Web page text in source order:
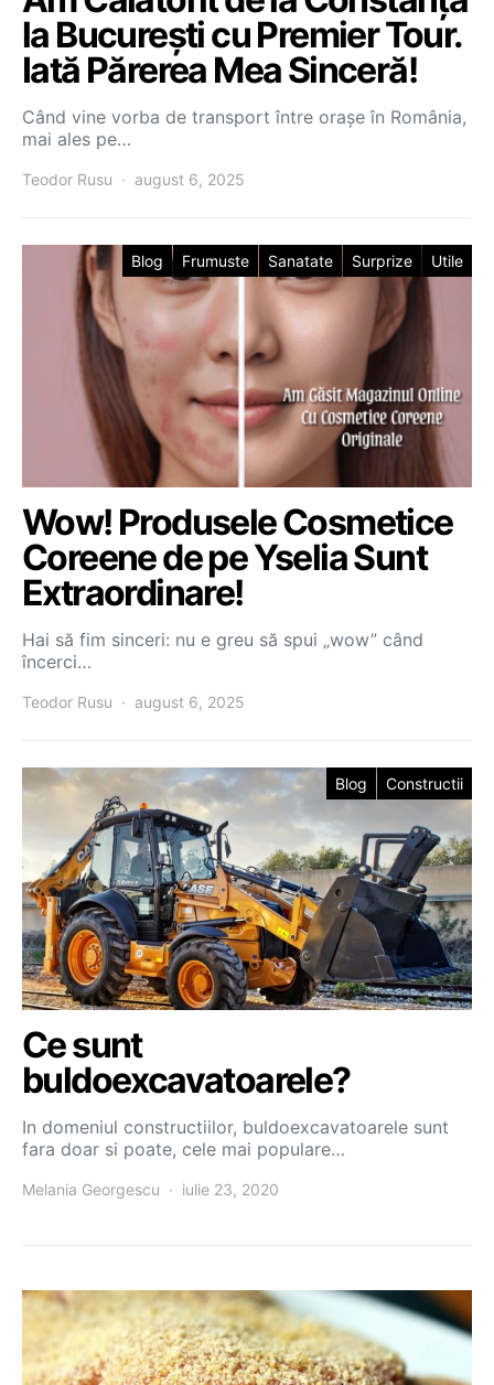
la București cu Premier Tour.
Iată Părerea Mea Sinceră!
Când vine vorba de transport între orașe în România,
mai ales pe…
Teodor Rusu august 6, 2025
Blog Frumuste Sanatate Surprize Utile
Wow! Produsele Cosmetice
Coreene de pe Yselia Sunt
Extraordinare!
Hai să fim sinceri: nu e greu să spui „wow” când
încerci…
Teodor Rusu august 6, 2025
Blog Constructii
Ce sunt
buldoexcavatoarele?
In domeniul constructiilor, buldoexcavatoarele sunt
fara doar si poate, cele mai populare…
Melania Georgescu iulie 23, 2020